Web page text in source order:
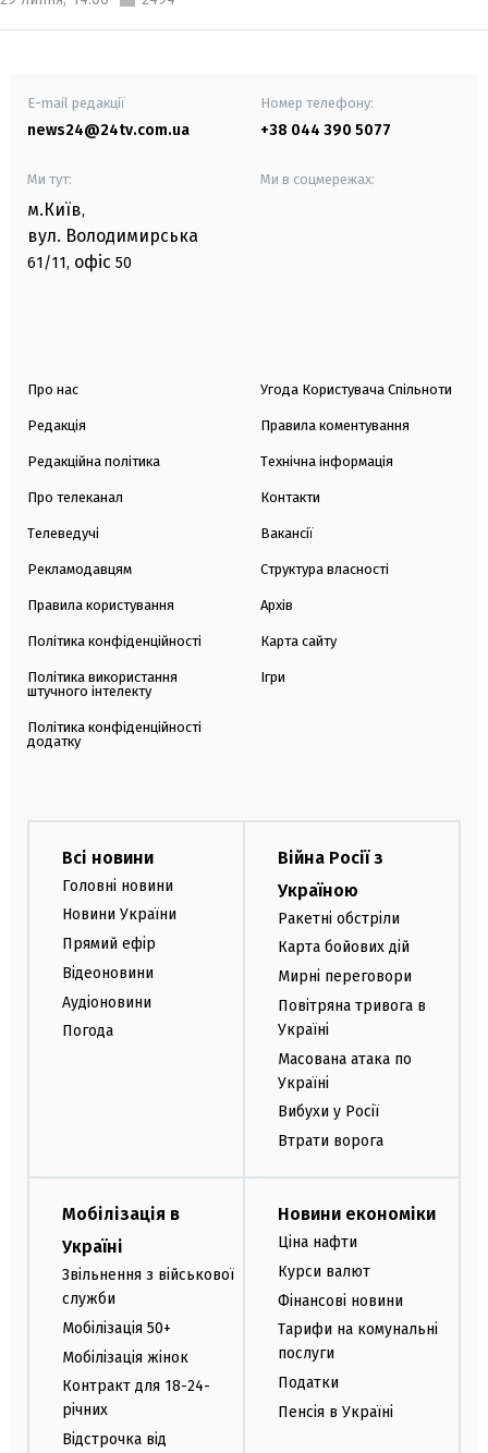
E-mail редакції
news24@24tv.com.ua
Номер телефону:
+38 044 390 5077
Ми тут:
м.Київ,
вул. Володимирська
61/11, офіс 50
Ми в соцмережах:
Про нас
Редакція
Редакційна політика
Про телеканал
Телеведучі
Рекламодавцям
Правила користування
Політика конфіденційності
Політика використання
штучного інтелекту
Політика конфіденційності
додатку
Угода Користувача Спільноти
Правила коментування
Технічна інформація
Контакти
Вакансії
Структура власності
Архів
Карта сайту
Ігри
Всі новини
Головні новини
Новини України
Прямий ефір
Відеоновини
Аудіоновини
Погода
Війна Росії з
Україною
Ракетні обстріли
Карта бойових дій
Мирні переговори
Повітряна тривога в
Україні
Масована атака по
Україні
Вибухи у Росії
Втрати ворога
Мобілізація в
Україні
Звільнення з військової
служби
Мобілізація 50+
Мобілізація жінок
Контракт для 18-24-
річних
Відстрочка від
Новини економіки
Ціна нафти
Курси валют
Фінансові новини
Тарифи на комунальні
послуги
Податки
Пенсія в Україні